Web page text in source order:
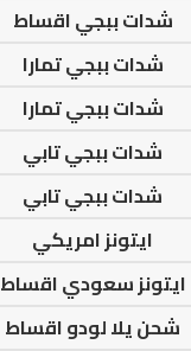
شدات ببجي اقساط
شدات ببجي تمارا
شدات ببجي تمارا
شدات ببجي تابي
شدات ببجي تابي
ايتونز امريكي
ايتونز سعودي اقساط
شحن يلا لودو اقساط